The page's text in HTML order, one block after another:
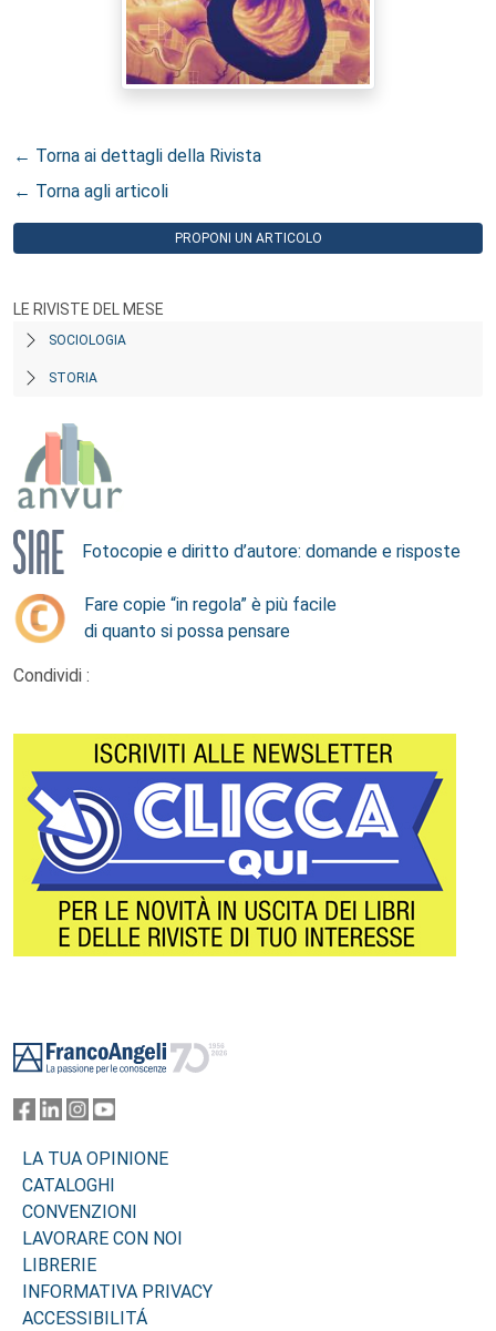
← Torna ai dettagli della Rivista
← Torna agli articoli
PROPONI UN ARTICOLO
LE RIVISTE DEL MESE
SOCIOLOGIA
STORIA
Fotocopie e diritto d’autore: domande e risposte
Fare copie “in regola” è più facile
di quanto si possa pensare
Condividi :
LA TUA OPINIONE
CATALOGHI
CONVENZIONI
LAVORARE CON NOI
LIBRERIE
INFORMATIVA PRIVACY
ACCESSIBILITÁ